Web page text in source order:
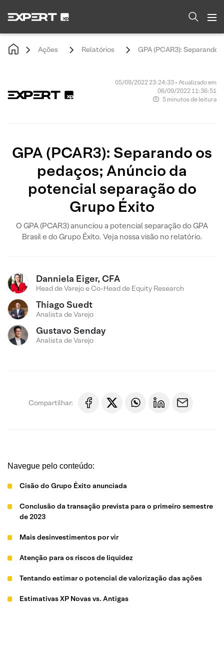
Ações Relatórios GPA (PCAR3):
05/09/2022 23:24:33 • Atualizado em
06/09/2022 11:36:51
5 minutos de leitura
GPA (PCAR3): Separando os
pedaços; Anúncio da
potencial separação do
Grupo Éxito
O GPA (PCAR3) anunciou a potencial separação do GPA
Brasil e do Grupo Éxito. Veja nossa visão no relatório.
Danniela Eiger, CFA
Head de Varejo e Co-Head de Equity Research
Thiago Suedt
Analista de Varejo
Gustavo Senday
Analista de Varejo
Compartilhar:
Navegue pelo conteúdo:
Cisão do Grupo Éxito anunciada
Conclusão da transação prevista para o primeiro semestre
de 2023
Mais desinvestimentos por vir
Atenção para os riscos de liquidez
Tentando estimar o potencial de valorização das ações
Estimativas XP Novas vs. Antigas